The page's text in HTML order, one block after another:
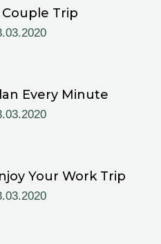
Couple Trip
Every Minute
Your Work Trip